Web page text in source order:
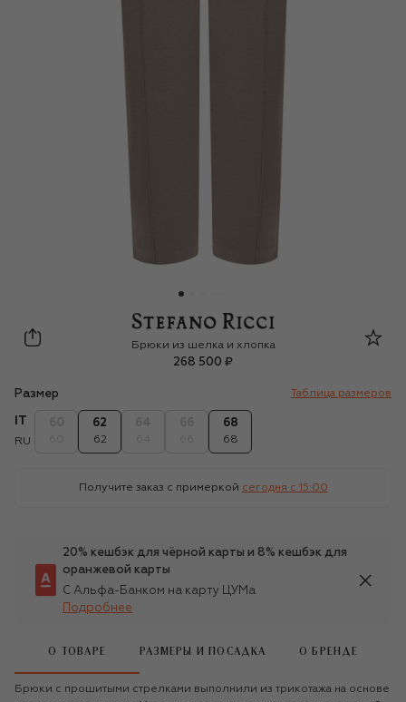
Stefano Ricci
Брюки из шелка и хлопка
268 500 ₽
Размер Таблица размеров
RU
62
62
68
68
Получите заказ с примеркой сегодня c 15:00
20% кешбэк для чёрной карты и 8% кешбэк для
оранжевой карты
С Альфа-Банком на карту ЦУМа
Подробнее
О ТОВАРЕ РАЗМЕРЫ И ПОСАДКА О БРЕНДЕ
Брюки с прошитыми стрелками выполнили из трикотажа на основе